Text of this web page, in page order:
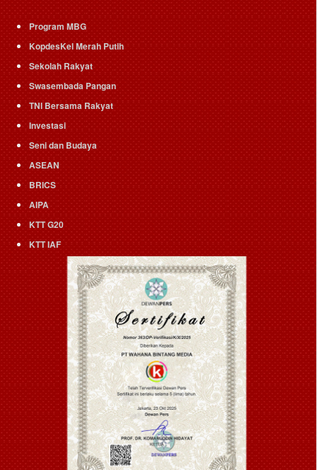
Program MBG
KopdesKel Merah Putih
Sekolah Rakyat
Swasembada Pangan
TNI Bersama Rakyat
Investasi
Seni dan Budaya
ASEAN
BRICS
AIPA
KTT G20
KTT IAF